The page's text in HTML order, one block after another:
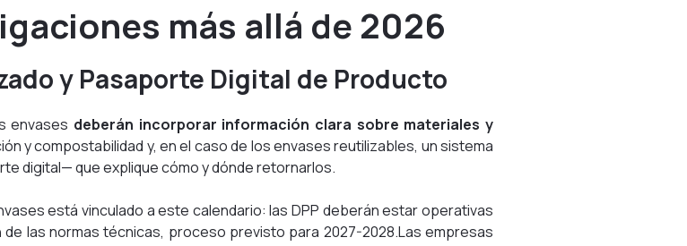
más allá de 2026
y Pasaporte Digital de Producto
envases deberán incorporar información clara sobre materiales y
y compostabilidad y, en el caso de los envases reutilizables, un sistema
digital— que explique cómo y dónde retornarlos.
está vinculado a este calendario: las DPP deberán estar operativas
las normas técnicas, proceso previsto para 2027-2028.Las empresas